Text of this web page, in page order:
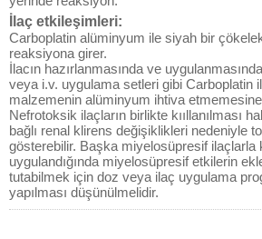
İlaç etkileşimleri:
Carboplatin alüminyum ile siyah bir
reaksiyona girer.
İlacın hazırlanmasında ve
veya i.v. uygulama setleri gibi Carboplatin
malzemenin alüminyum ihtiva
Nefrotoksik ilaçların birlikte kııllanılması
bağlı renal klirens değişiklikleri nedeniyle
gösterebilir. Başka miyelosüpresif ilaçlarla
uygulandığında miyelosüpresif etkilerin
tutabilmek için doz veya ilaç uygulama
yapılması düşünülmelidir.